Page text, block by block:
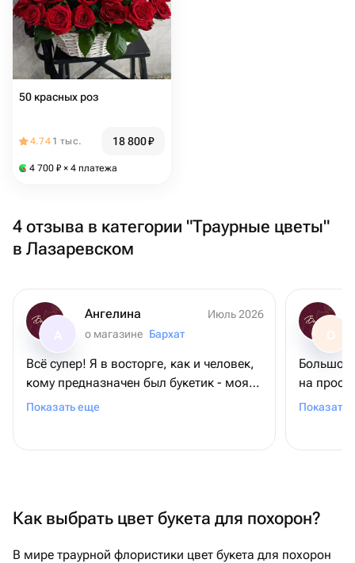
50 красных роз
4.74 1 тыс. 18 800₽
4 700 ₽ × 4 платежа
4 отзыва в категории "Траурные цветы"
в Лазаревском
Ангелина
Июль 2026
о магазине Бархат
Всё супер! Я в восторге, как и человек,
кому предназначен был букетик - моя
мамочка. Во-первых, цветы
Показать еще
О
Большое
на
Показать
Как выбрать цвет букета для похорон?
В мире траурной флористики цвет букета для похорон